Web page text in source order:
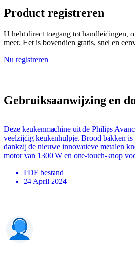
Product registreren
U hebt direct toegang tot handleidingen,
meer. Het is bovendien gratis, snel en
Nu registreren
Gebruiksaanwijzing en
Deze keukenmachine uit de Philips
veelzijdig keukenhulpje. Brood bakken is
dankzij de nieuwe innovatieve metalen
motor van 1300 W en one-touch-knop
PDF bestand
24 April 2024